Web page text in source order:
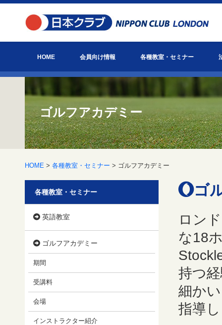
HOME 会員向け情報
お知らせ
日本クラブ主催イベント情報
会報「びっぐべん」
英国ヘルスケア通信
お役立ち情報
日本クラブとは？
アクセス
各種教室・セミナー
ゴルフアカデミー
HOME > 各種教室・セミナー > ゴルフアカデミー
ゴ
ロン
な18
持つ
細か
指導
各種教室・セミナー
英語教室
ゴルフアカデミー
期間
受講料
会場
インストラクター紹介